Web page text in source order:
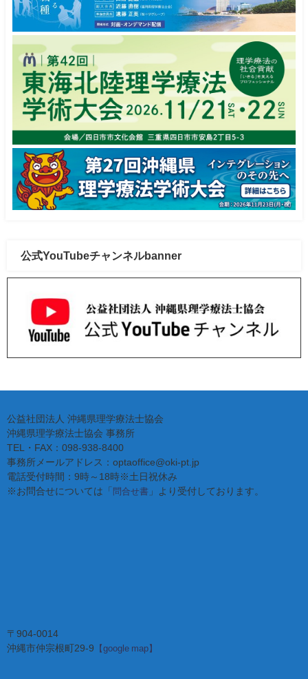
公式YouTubeチャンネルbanner
公益社団法人 沖縄県理学療法士協会
沖縄県理学療法士協会 事務所
TEL・FAX：098-938-8400
事務所メールアドレス：optaoffice@oki-pt.jp
電話受付時間：9時～18時※土日祝休み
※お問合せについては「 問合せ書 」より受付しております。
〒904-0014
沖縄市仲宗根町29-9 【google map】